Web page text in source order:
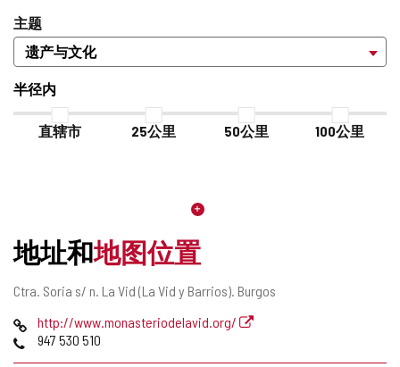
主题
半径内
直辖市 25公里 50公里 100公里
地址和地图位置
邮
地
址
Ctra. Soria s/ n. La Vid (La Vid y Barrios). Burgos
网
页
http://www.monasteriodelavid.org/
电
947 530 510